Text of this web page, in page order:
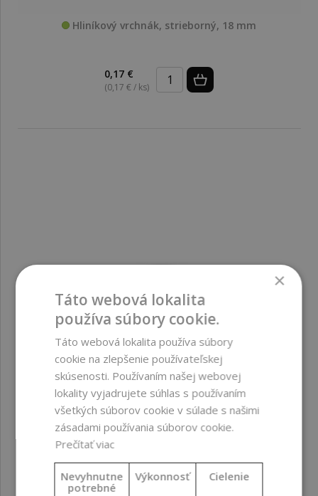
Hliníkový vrchnák, strieborný, 18 mm
0,17 €
(0,17 € / ks)
×
Táto webová lokalita
používa súbory cookie.
Táto webová lokalita používa súbory
cookie na zlepšenie používateľskej
skúsenosti. Používaním našej webovej
lokality vyjadrujete súhlas s používaním
všetkých súborov cookie v súlade s našimi
zásadami používania súborov cookie.
Prečítať viac
Nevyhnutne
potrebné
Výkonnosť Cielenie